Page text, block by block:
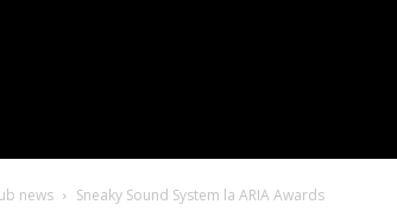
news Sneaky Sound System la ARIA Awards